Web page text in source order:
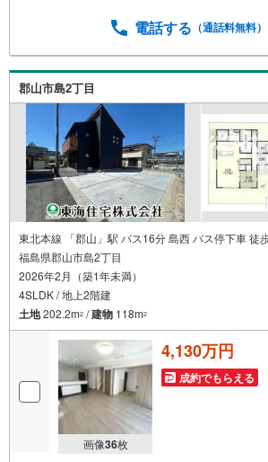
ランシミュレーションも無料で、将
キッズスペースをご用意しておりま
クのお湯なども対応可能です。泣い
すので、安心してご来店くださいね
迎です！迷っている今だからこそ、
ませんか？
電話する （通話料無料）
郡山市島2丁目
東北本線 「郡山」駅 バス16分 島西 バス停下車 徒
福島県郡山市島2丁目
2026年2月（築1年未満）
4SLDK / 地上2階建
土地202.2m2 /建物 118m2
画像36枚
4,130万円
成約でもらえる